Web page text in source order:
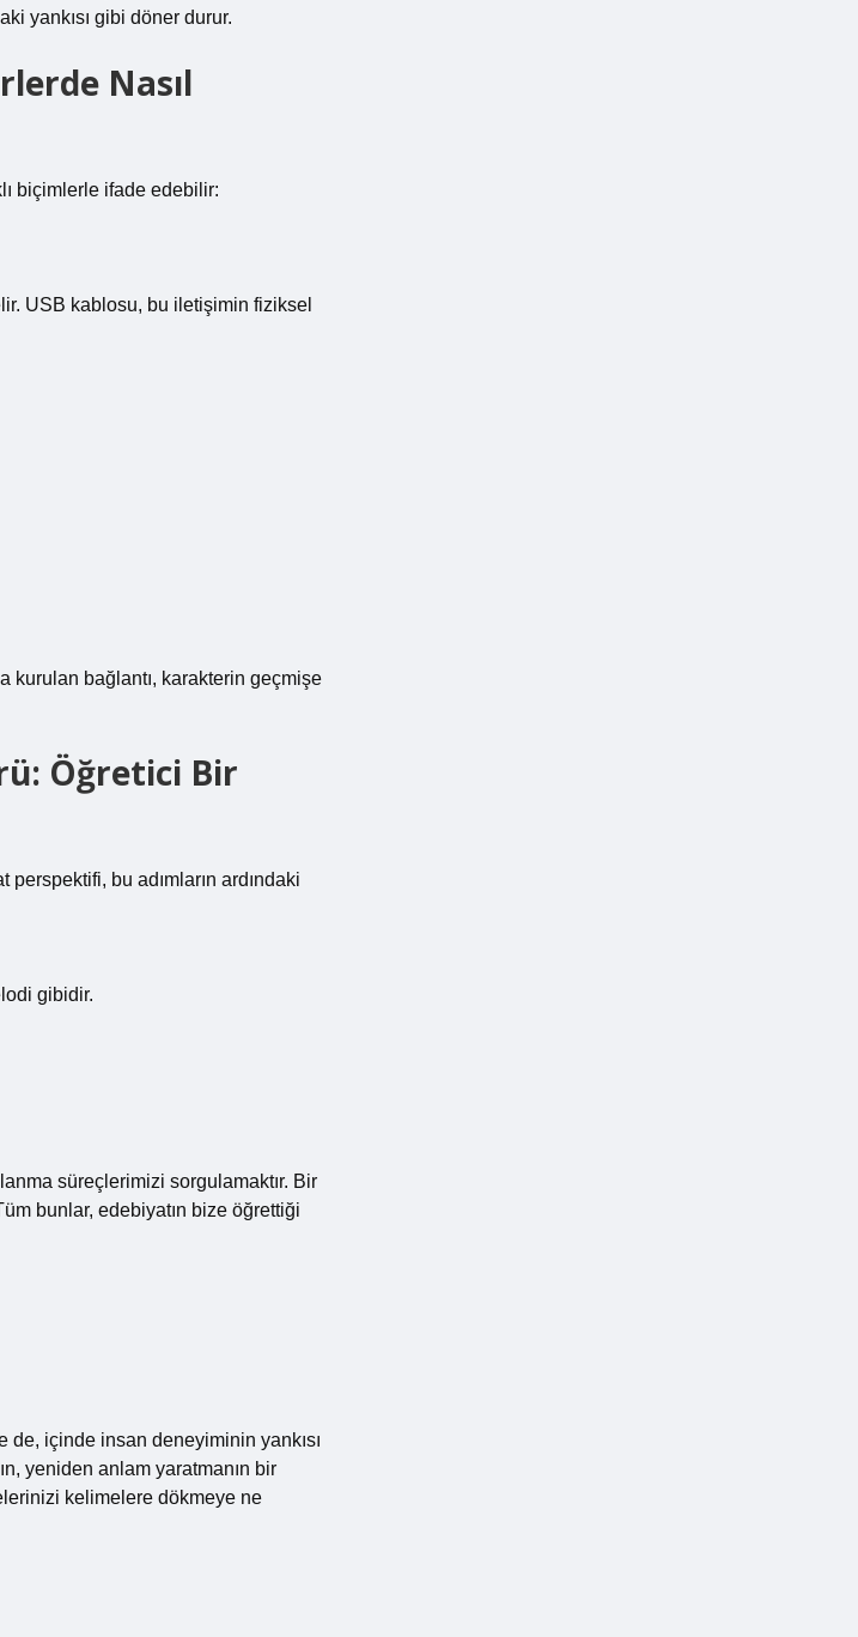
yankısı gibi döner durur.
Nasıl
biçimlerle ifade edebilir:
USB kablosu, bu iletişimin fiziksel
kurulan bağlantı, karakterin geçmişe
Öğretici Bir
bu adımların ardındaki
gibidir.
süreçlerimizi sorgulamaktır. Bir
bunlar, edebiyatın bize öğrettiği
içinde insan deneyiminin yankısı
yeniden anlam yaratmanın bir
kelimelere dökmeye ne